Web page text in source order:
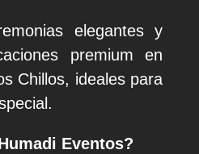
elegantes y
premium en
Chillos, ideales para
Eventos?